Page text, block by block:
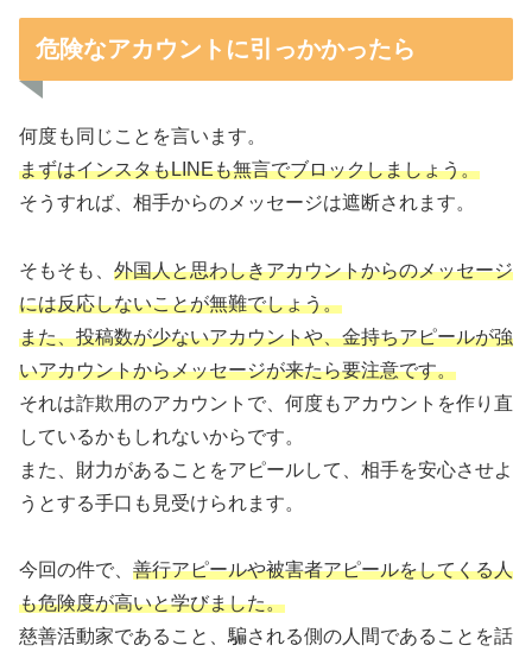
危険なアカウントに引っかかったら
何度も同じことを言います。
まずはインスタもLINEも無言でブロックしましょう。
そうすれば、相手からのメッセージは遮断されます。
そもそも、 外国人と思わしきアカウントからのメッセージ
には反応しないことが無難でしょう。
また、投稿数が少ないアカウントや、金持ちアピールが強
いアカウントからメッセージが来たら要注意です。
それは詐欺用のアカウントで、何度もアカウントを作り直
しているかもしれないからです。
また、財力があることをアピールして、相手を安心させよ
うとする手口も見受けられます。
今回の件で、 善行アピールや被害者アピールをしてくる人
も危険度が高いと学びました。
慈善活動家であること、騙される側の人間であることを話